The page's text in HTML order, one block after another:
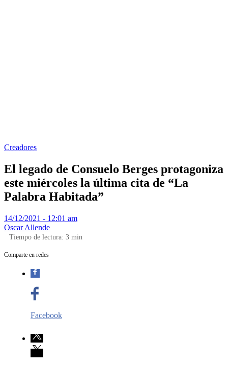
Creadores
El legado de Consuelo Berges protagoniza
este miércoles la última cita de “La
Palabra Habitada”
14/12/2021 - 12:01 am
Oscar Allende
Tiempo de lectura: 3 min
Comparte en redes
Facebook